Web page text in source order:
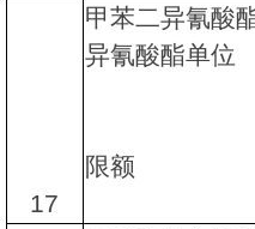
17
甲苯二异氰酸
异氰
产品
限额